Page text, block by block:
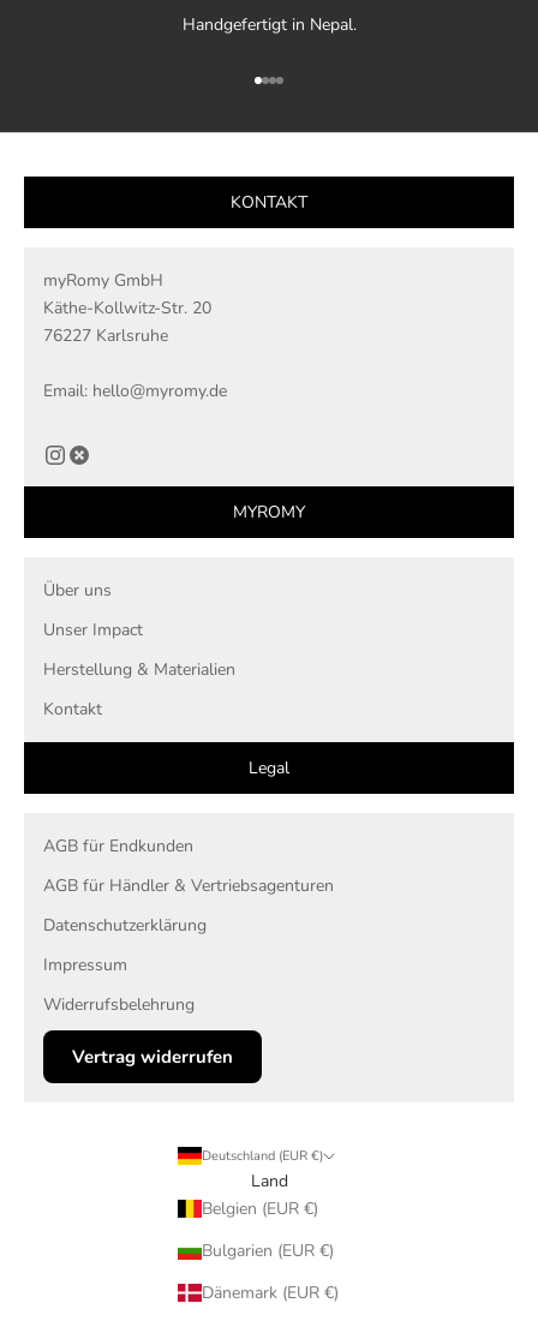
Handgefertigt in Nepal.
Gehe zu Element 1
Gehe zu Element 2
Gehe zu Element 3
Gehe zu Element 4
KONTAKT
myRomy GmbH
Käthe-Kollwitz-Str. 20
76227 Karlsruhe
Email: hello@myromy.de
MYROMY
Über uns
Unser Impact
Herstellung & Materialien
Kontakt
Legal
AGB für Endkunden
AGB für Händler & Vertriebsagenturen
Datenschutzerklärung
Impressum
Widerrufsbelehrung
Vertrag widerrufen
Deutschland (EUR €)
Land
Belgien (EUR €)
Bulgarien (EUR €)
Dänemark (EUR €)